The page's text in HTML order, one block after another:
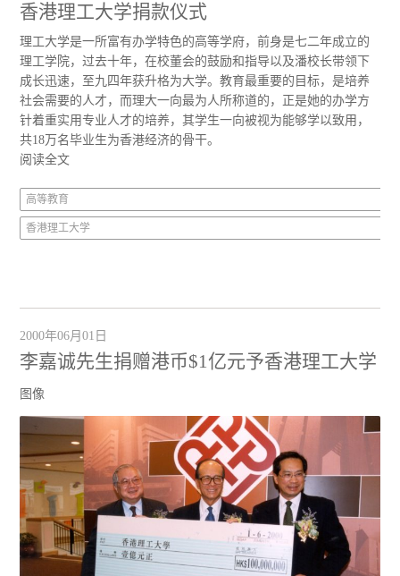
香港理工大学捐款仪式
理工大学是一所富有办学特色的高等学府，前身是七二年成立的
理工学院，过去十年，在校董会的鼓励和指导以及潘校长带领下
成长迅速，至九四年获升格为大学。教育最重要的目标，是培养
社会需要的人才，而理大一向最为人所称道的，正是她的办学方
针着重实用专业人才的培养，其学生一向被视为能够学以致用，
共18万名毕业生为香港经济的骨干。
阅读全文
高等教育
香港理工大学
2000年06月01日
李嘉诚先生捐赠港币$1亿元予香港理工大学
图像